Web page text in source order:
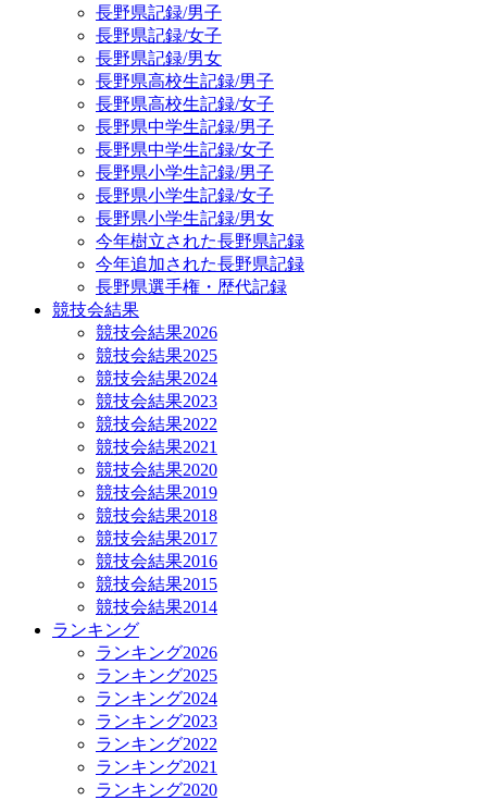
長野県記録/男子
長野県記録/女子
長野県記録/男女
長野県高校生記録/男子
長野県高校生記録/女子
長野県中学生記録/男子
長野県中学生記録/女子
長野県小学生記録/男子
長野県小学生記録/女子
長野県小学生記録/男女
今年樹立された長野県記録
今年追加された長野県記録
長野県選手権・歴代記録
競技会結果
競技会結果2026
競技会結果2025
競技会結果2024
競技会結果2023
競技会結果2022
競技会結果2021
競技会結果2020
競技会結果2019
競技会結果2018
競技会結果2017
競技会結果2016
競技会結果2015
競技会結果2014
ランキング
ランキング2026
ランキング2025
ランキング2024
ランキング2023
ランキング2022
ランキング2021
ランキング2020